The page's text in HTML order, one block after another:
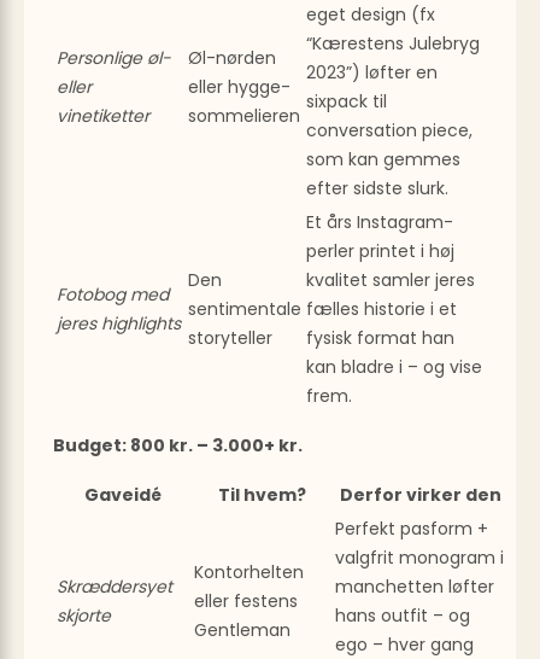
Personlige øl-
eller
vinetiketter
Øl-nørden
eller hygge­
sommelieren
eget design (fx
“Kærestens Julebryg
2023”) løfter en
sixpack til
conversation piece,
som kan gemmes
efter sidste slurk.
Fotobog med
jeres highlights
Den
sentimentale
storyteller
Et års Instagram-
perler printet i høj
kvalitet samler jeres
fælles historie i et
fysisk format han
kan bladre i – og vise
frem.
Budget: 800 kr. – 3.000+ kr.
Gaveidé Til hvem? Derfor virker den
Skræddersyet
skjorte
Kontorhelten
eller festens
Gentleman
Perfekt pasform +
valgfrit monogram i
manchetten løfter
hans outfit – og
ego – hver gang